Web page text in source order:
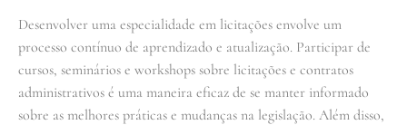
Desenvolver uma especialidade em licitações envolve um
processo contínuo de aprendizado e atualização. Participar de
cursos, seminários e workshops sobre licitações e contratos
administrativos é uma maneira eficaz de se manter informado
sobre as melhores práticas e mudanças na legislação. Além disso,